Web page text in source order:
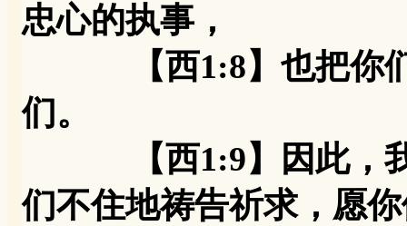
忠心的执事，
【西1:8】也把你们
们。
【西1:9】因此，我
们不住地祷告祈求，愿